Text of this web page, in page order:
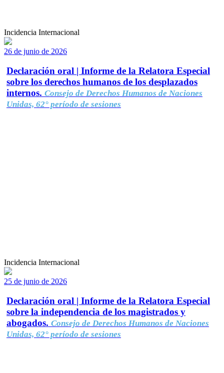
Incidencia Internacional
26 de junio de 2026
Declaración oral | Informe de la Relatora Especial
sobre los derechos humanos de los desplazados
internos. Consejo de Derechos Humanos de Naciones
Unidas, 62° período de sesiones
Incidencia Internacional
25 de junio de 2026
Declaración oral | Informe de la Relatora Especial
sobre la independencia de los magistrados y
abogados. Consejo de Derechos Humanos de Naciones
Unidas, 62° período de sesiones